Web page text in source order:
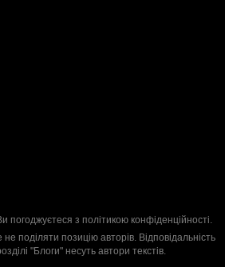
погоджуєтеся з політикою конфіденційності.
поділяти позицію авторів. Відповідальність
"Блоги" несуть автори текстів.